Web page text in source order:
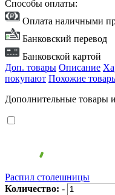
Способы оплаты:
Оплата наличными
Банковский перевод
Банковской картой
Доп. товары Описание
покупают Похожие
Дополнительные товары
Распил столешницы
Количество: -